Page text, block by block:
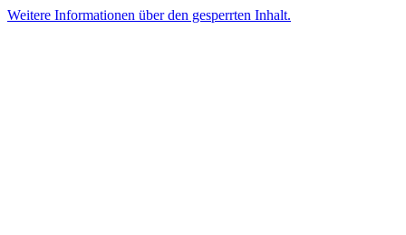
Weitere Informationen über den gesperrten Inhalt.